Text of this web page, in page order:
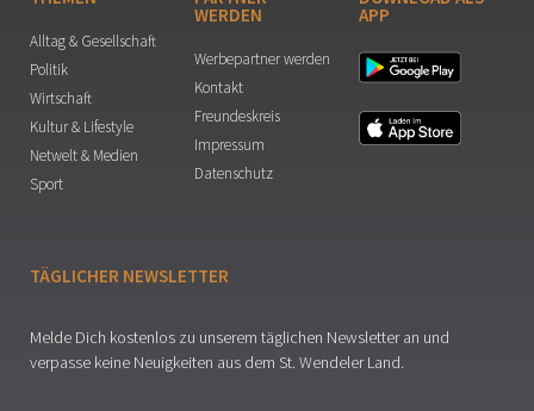
Alltag & Gesellschaft
Politik
Wirtschaft
Kultur & Lifestyle
Netwelt & Medien
Sport
WERDEN
Werbepartner werden
Kontakt
Freundeskreis
Impressum
Datenschutz
APP
TÄGLICHER NEWSLETTER
Melde Dich kostenlos zu unserem täglichen Newsletter an und
verpasse keine Neuigkeiten aus dem St. Wendeler Land.